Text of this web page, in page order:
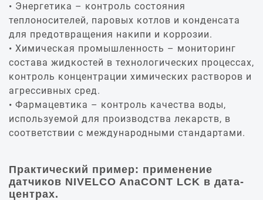
Энергетика – контроль состояния
теплоносителей, паровых котлов и конденсата
для предотвращения накипи и коррозии.
Химическая промышленность – мониторинг
состава жидкостей в технологических процессах,
контроль концентрации химических растворов и
агрессивных сред.
Фармацевтика – контроль качества воды,
используемой для производства лекарств, в
соответствии с международными стандартами.
Практический пример: применение
датчиков NIVELCO AnaCONT LCK в дата-
центрах.